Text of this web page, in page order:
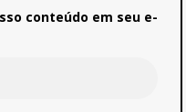
conteúdo em seu e-